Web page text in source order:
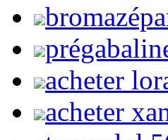
acheter
acheter